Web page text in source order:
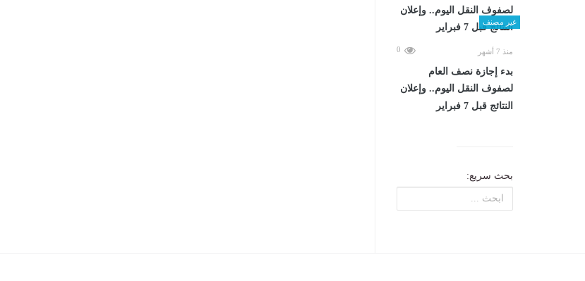
غير مصنف
منذ 7 أشهر 0
بدء إجازة نصف العام
لصفوف النقل اليوم.. وإعلان
النتائج قبل 7 فبراير
بحث سريع: